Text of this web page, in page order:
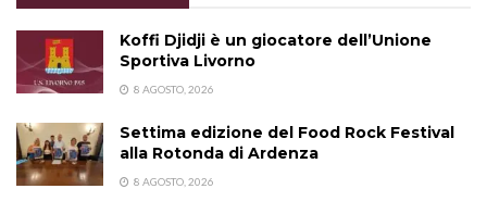
Koffi Djidji è un giocatore dell’Unione
Sportiva Livorno
8 AGOSTO, 2026
Settima edizione del Food Rock Festival
alla Rotonda di Ardenza
8 AGOSTO, 2026